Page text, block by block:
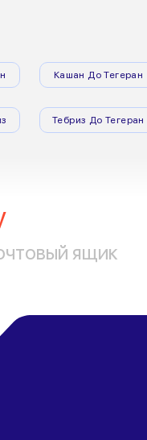
Кашан До Тегеран
Тебриз До Тегеран
ящик